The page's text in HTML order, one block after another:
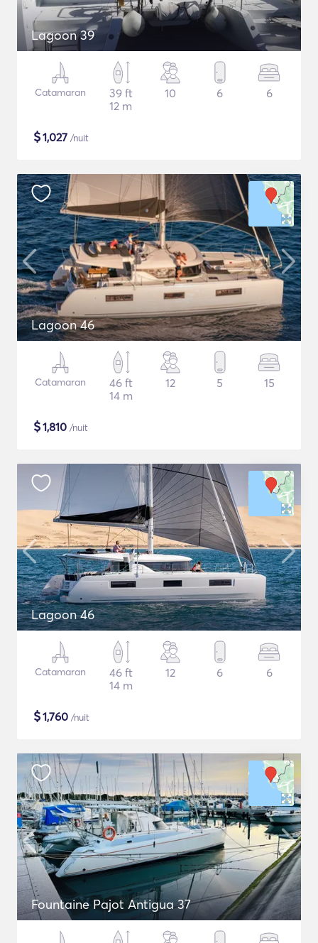
Lagoon 39
Catamaran
39 ft
12 m
10 6 6
$1,027 /nuit
Lagoon 46
Catamaran
46 ft
14 m
12 5 15
$1,810 /nuit
Lagoon 46
Catamaran
46 ft
14 m
12 6 6
$1,760 /nuit
Fountaine Pajot Antigua 37